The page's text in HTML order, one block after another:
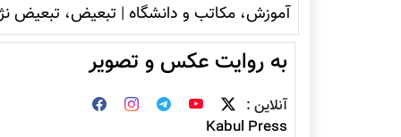
آموزش، مکاتب و دانشگاه | تبعیض، تبعیض
به روایت عکس و تصویر
آنلاین :
Kabul Press